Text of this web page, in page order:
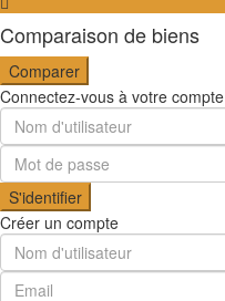
Comparaison de biens
Comparer
Connectez-vous à votre compte
S'identifier
Créer un compte